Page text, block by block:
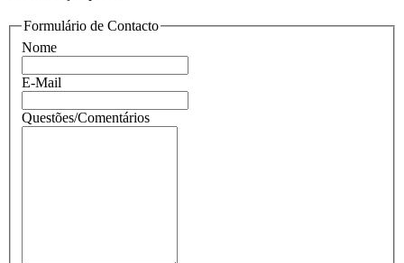
Formulário de Contacto
Nome
E-Mail
Questões/Comentários